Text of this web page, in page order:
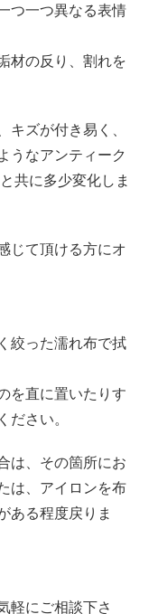
つ一つ異なる表情
材の反り、割れを
ズが付き易く、
うなアンティーク
共に多少変化しま
じて頂ける方にオ
絞った濡れ布で拭
を直に置いたりす
さい。
は、その箇所にお
は、アイロンを布
ある程度戻りま
軽にご相談下さ